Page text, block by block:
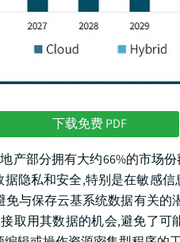
下载免费 PDF
部分拥有大约66%的市场
隐私和安全,特别是在敏感
与保存云基系统数据有关
取用其数据的机会,避免了